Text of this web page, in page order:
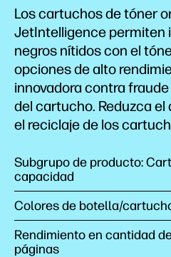
Los cartuchos de tóner
JetIntelligence permiten
negros nítidos con el
opciones de alto
innovadora contra
del cartucho. Reduzca
el reciclaje de los
Subgrupo de producto:
capacidad
Colores de botella/
Rendimiento en cantidad
páginas